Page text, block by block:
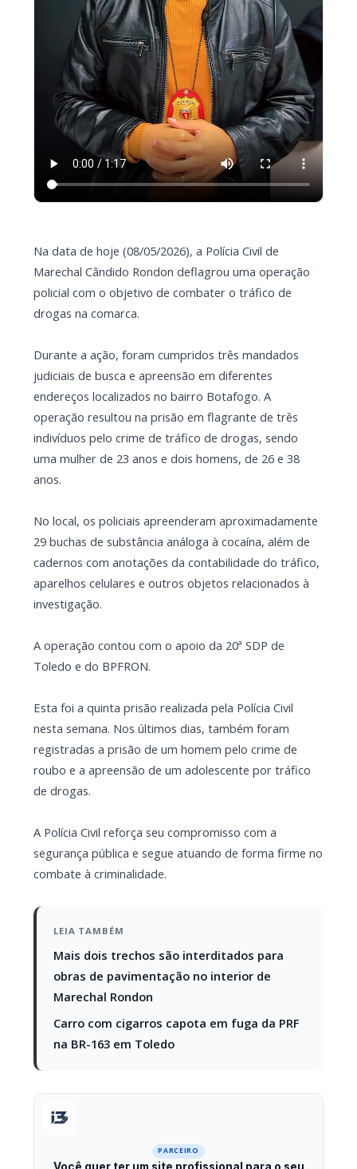
Na data de hoje (08/05/2026), a Polícia Civil de
Marechal Cândido Rondon deflagrou uma operação
policial com o objetivo de combater o tráfico de
drogas na comarca.
Durante a ação, foram cumpridos três mandados
judiciais de busca e apreensão em diferentes
endereços localizados no bairro Botafogo. A
operação resultou na prisão em flagrante de três
indivíduos pelo crime de tráfico de drogas, sendo
uma mulher de 23 anos e dois homens, de 26 e 38
anos.
No local, os policiais apreenderam aproximadamente
29 buchas de substância análoga à cocaína, além de
cadernos com anotações da contabilidade do tráfico,
aparelhos celulares e outros objetos relacionados à
investigação.
A operação contou com o apoio da 20ª SDP de
Toledo e do BPFRON.
Esta foi a quinta prisão realizada pela Polícia Civil
nesta semana. Nos últimos dias, também foram
registradas a prisão de um homem pelo crime de
roubo e a apreensão de um adolescente por tráfico
de drogas.
A Polícia Civil reforça seu compromisso com a
segurança pública e segue atuando de forma firme no
combate à criminalidade.
LEIA TAMBÉM
Mais dois trechos são interditados para
obras de pavimentação no interior de
Marechal Rondon
Carro com cigarros capota em fuga da PRF
na BR-163 em Toledo
PARCEIRO